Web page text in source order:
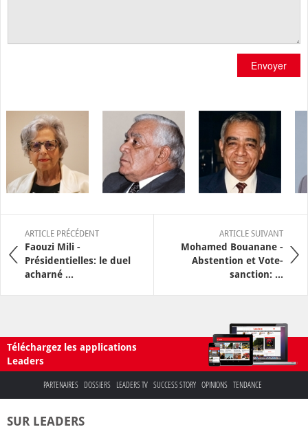
Envoyer
ARTICLE PRÉCÉDENT
Faouzi Mili -
Présidentielles: le duel
acharné ...
ARTICLE SUIVANT
Mohamed Bouanane -
Abstention et Vote-
sanction: ...
Téléchargez les applications
Leaders
PARTENAIRES DOSSIERS LEADERS TV SUCCESS STORY OPINIONS TENDANCE
SUR LEADERS